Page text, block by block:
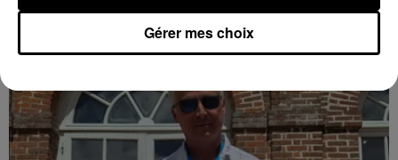
LE GRAND FORMAT Voir plus
Gérer mes choix